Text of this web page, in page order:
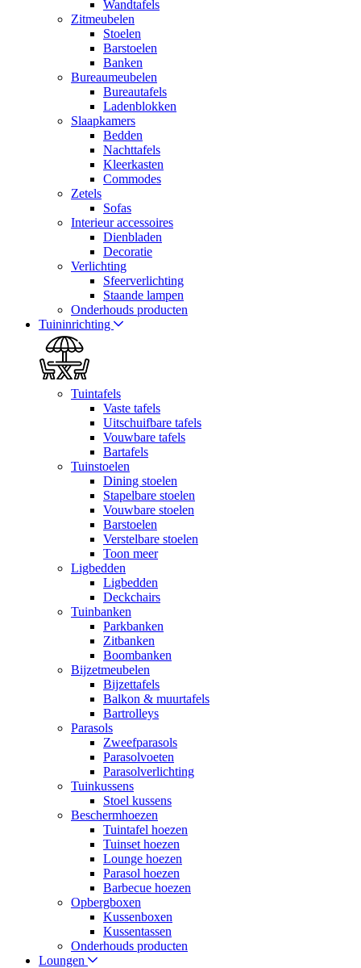
Wandtafels
Zitmeubelen
Stoelen
Barstoelen
Banken
Bureaumeubelen
Bureautafels
Ladenblokken
Slaapkamers
Bedden
Nachttafels
Kleerkasten
Commodes
Zetels
Sofas
Interieur accessoires
Dienbladen
Decoratie
Verlichting
Sfeerverlichting
Staande lampen
Onderhouds producten
Tuininrichting
Tuintafels
Vaste tafels
Uitschuifbare tafels
Vouwbare tafels
Bartafels
Tuinstoelen
Dining stoelen
Stapelbare stoelen
Vouwbare stoelen
Barstoelen
Verstelbare stoelen
Toon meer
Ligbedden
Ligbedden
Deckchairs
Tuinbanken
Parkbanken
Zitbanken
Boombanken
Bijzetmeubelen
Bijzettafels
Balkon & muurtafels
Bartrolleys
Parasols
Zweefparasols
Parasolvoeten
Parasolverlichting
Tuinkussens
Stoel kussens
Beschermhoezen
Tuintafel hoezen
Tuinset hoezen
Lounge hoezen
Parasol hoezen
Barbecue hoezen
Opbergboxen
Kussenboxen
Kussentassen
Onderhouds producten
Loungen